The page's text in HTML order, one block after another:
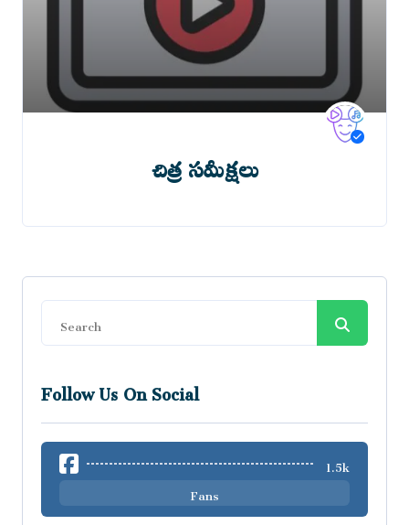
చిత్ర సమీక్షలు
Follow Us On Social
1.5k
Fans